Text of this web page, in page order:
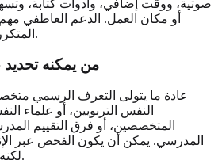
صوتية، ووقت إضافي، وأدوات كتابة،
أو مكان العمل. الدعم العاطفي
المتكررة يمكن أن تؤثر في الثقة.
من يمكنه
عادة ما يتولى التعرف الرسمي
النفس التربويين، أو علماء
المتخصصين، أو فرق التقييم
المدرسي. يمكن أن يكون الفحص عبر
لكنه ليس مثل التقييم الكامل.